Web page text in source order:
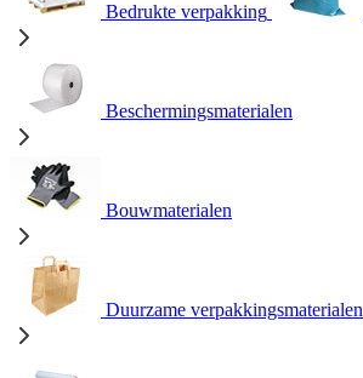
Bedrukte verpakking
Beschermingsmaterialen
Bouwmaterialen
Duurzame verpakkingsmaterialen